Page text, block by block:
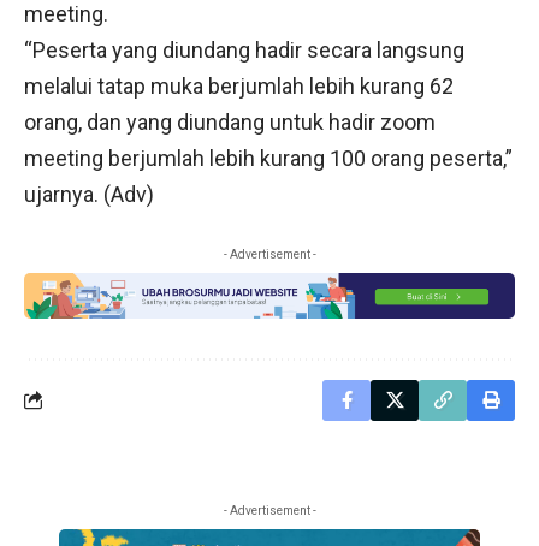
meeting.
“Peserta yang diundang hadir secara langsung
melalui tatap muka berjumlah lebih kurang 62
orang, dan yang diundang untuk hadir zoom
meeting berjumlah lebih kurang 100 orang peserta,”
ujarnya. (Adv)
- Advertisement -
- Advertisement -